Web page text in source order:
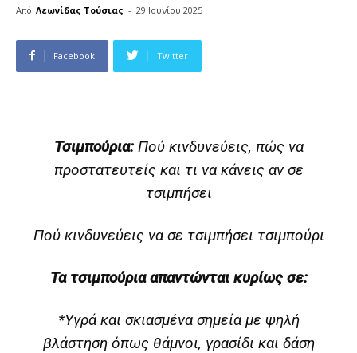
Από Λεωνίδας Τούσιας - 29 Ιουνίου 2025
Facebook Twitter
Τσιμπούρια:Πού κινδυνεύεις, πώς να
προστατευτείς και τι να κάνεις αν σε
τσιμπήσει
Πού κινδυνεύεις να σε τσιμπήσει τσιμπούρι
Τα τσιμπούρια απαντώνται κυρίως σε:
*Υγρά και σκιασμένα σημεία με ψηλή
βλάστηση όπως θάμνοι, γρασίδι και δάση